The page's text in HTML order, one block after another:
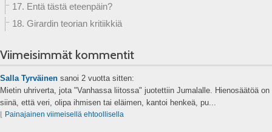
17. Entä tästä eteenpäin?
18. Girardin teorian kritiikkiä
Viimeisimmät kommentit
Salla Tyrväinen sanoi 2 vuotta sitten:
Mietin uhriverta, jota "Vanhassa liitossa" juotettiin Jumalalle. Hienosäätöä on
siinä, että veri, olipa ihmisen tai eläimen, kantoi henkeä, pu...
Painajainen viimeisellä ehtoollisella